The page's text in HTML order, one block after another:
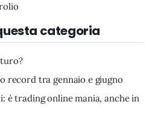
categoria
record tra gennaio e giugno
è trading online mania, anche in